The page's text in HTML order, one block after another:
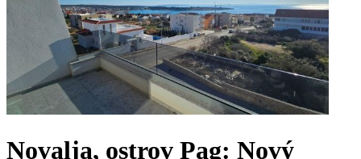
Novalja, ostrov Pag: Nový